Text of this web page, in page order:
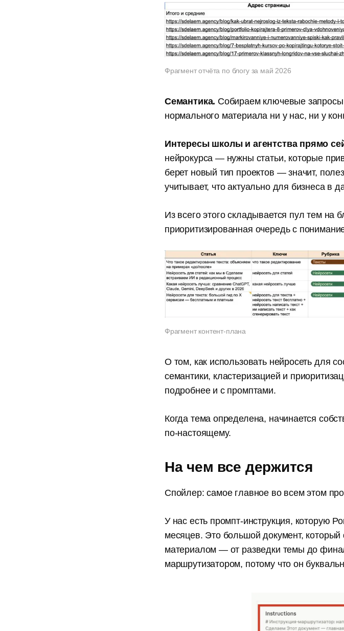
Фрагмент отчёта по блогу за май 2026
Семантика. Собираем ключевые
нормального материала ни у нас, ни у
Интересы школы и агентства прямо
нейрокурса — нужны статьи, которые
берет новый тип проектов — значит,
учитывает, что актуально для бизнеса в
Из всего этого складывается пул тем на
приоритизированная очередь с
Фрагмент контент-плана
О том, как использовать нейросеть для
семантики, кластеризацией и
подробнее и с промптами.
Когда тема определена, начинается
по-настоящему.
На чем все держится
Спойлер: самое главное во всем этом
У нас есть промпт-инструкция, которую
месяцев. Это большой документ,
материалом — от разведки темы до
маршрутизатором, потому что он